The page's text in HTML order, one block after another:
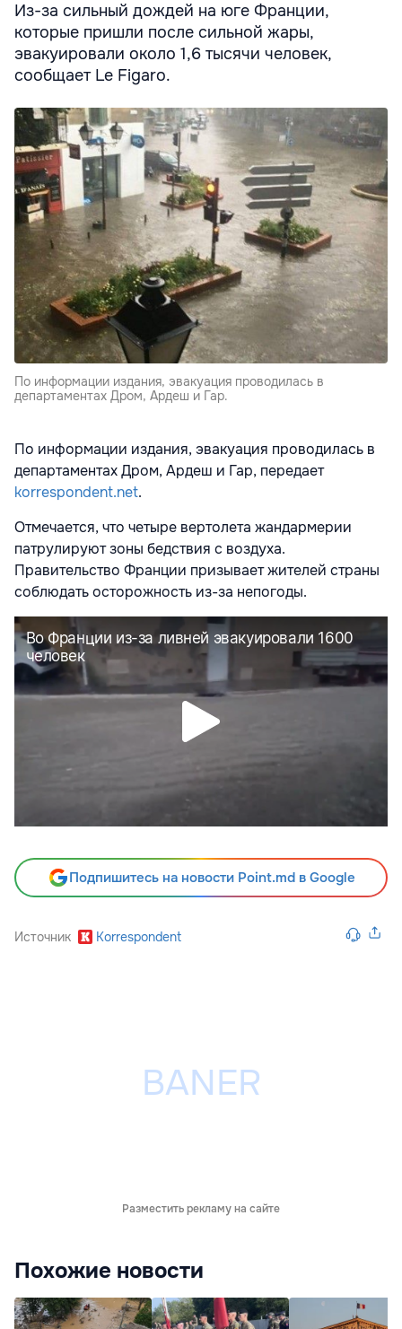
Из-за сильный дождей на юге Франции,
которые пришли после сильной жары,
эвакуировали около 1,6 тысячи человек,
сообщает Le Figaro.
По информации издания, эвакуация проводилась в
департаментах Дром, Ардеш и Гар.
По информации издания, эвакуация проводилась в
департаментах Дром, Ардеш и Гар, передает
korrespondent.net.
Отмечается, что четыре вертолета жандармерии
патрулируют зоны бедствия с воздуха.
Правительство Франции призывает жителей страны
соблюдать осторожность из-за непогоды.
Подпишитесь на новости Point.md в Google
Источник Korrespondent
Разместить рекламу на сайте
Похожие новости